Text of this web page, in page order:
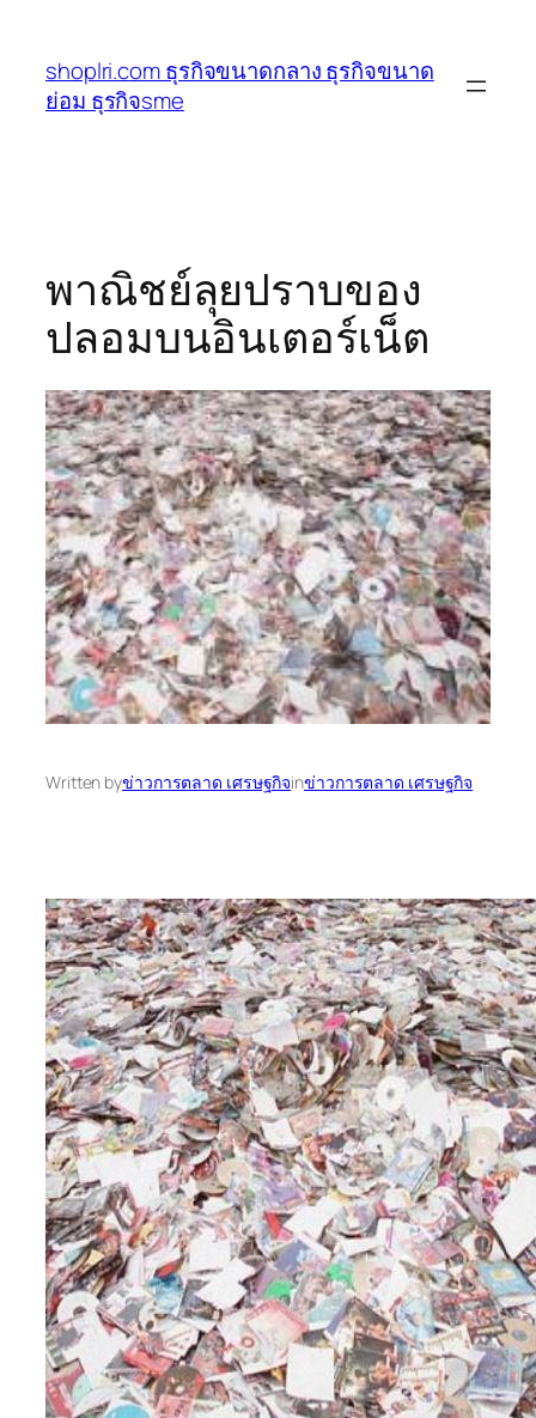
เนื้อหา
shoplri.com ธุรกิจขนาดกลาง ธุรกิจขนาด
ย่อม ธุรกิจsme
พาณิชย์ลุยปราบของ
ปลอมบนอินเตอร์เน็ต
Written byข่าวการตลาด เศรษฐกิจinข่าวการตลาด เศรษฐกิจ